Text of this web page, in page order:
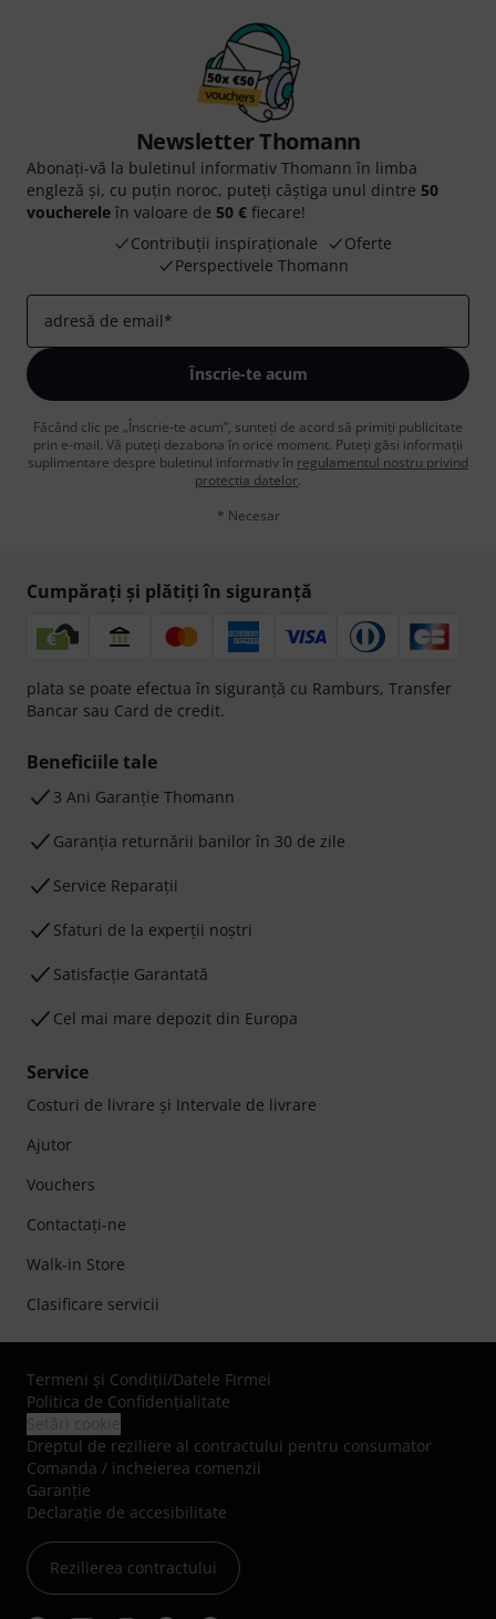
Newsletter Thomann
Abonați-vă la buletinul informativ Thomann în limba
engleză și, cu puțin noroc, puteți câștiga unul dintre 50
voucherele în valoare de 50 € fiecare!
Contribuții inspiraționale
Oferte
Perspectivele Thomann
adresă de email*
Înscrie-te acum
Făcând clic pe „Înscrie-te acum”, sunteți de acord să primiți publicitate
prin e-mail. Vă puteți dezabona în orice moment. Puteți găsi informații
suplimentare despre buletinul informativ în regulamentul nostru privind
protecția datelor.
* Necesar
Cumpărați și plătiți în siguranță
plata se poate efectua în siguranță cu Ramburs, Transfer
Bancar sau Card de credit.
Beneficiile tale
3 Ani Garanție Thomann
Garanţia returnării banilor în 30 de zile
Service Reparații
Sfaturi de la experții noștri
Satisfacție Garantată
Cel mai mare depozit din Europa
Service
Costuri de livrare şi Intervale de livrare
Ajutor
Vouchers
Contactaţi-ne
Walk-in Store
Clasificare servicii
Termeni şi Condiţii/Datele Firmei
Politica de Confidenţialitate
Dreptul de reziliere al contractului pentru consumator
Comanda / incheierea comenzii
Garanție
Declarație de accesibilitate
Rezilierea contractului